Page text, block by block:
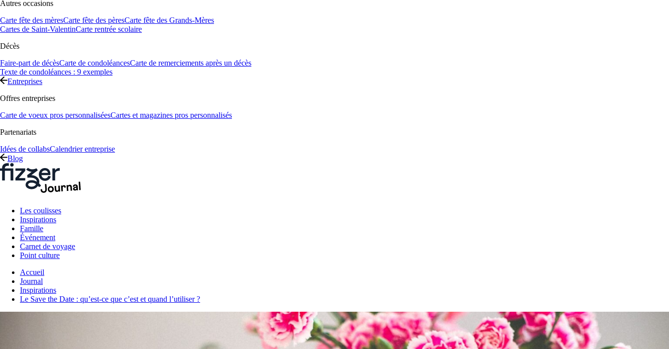
Autres occasions
Carte fête des mèresCarte fête des pèresCarte fête des Grands-Mères
Cartes de Saint-ValentinCarte rentrée scolaire
Décès
Faire-part de décèsCarte de condoléancesCarte de remerciements après un décès
Texte de condoléances : 9 exemples
Entreprises
Offres entreprises
Carte de voeux pros personnaliséesCartes et magazines pros personnalisés
Partenariats
Idées de collabsCalendrier entreprise
Blog
Les coulisses
Inspirations
Famille
Événement
Carnet de voyage
Point culture
Accueil
Journal
Inspirations
Le Save the Date : qu’est-ce que c’est et quand l’utiliser ?